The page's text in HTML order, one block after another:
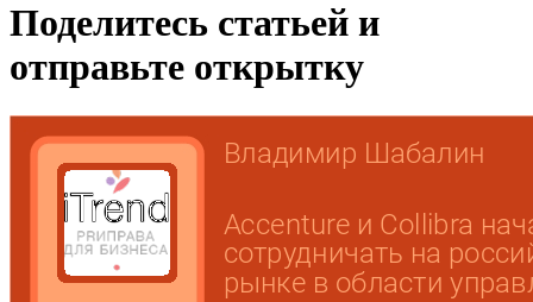
Поделитесь статьей и
отправьте открытку